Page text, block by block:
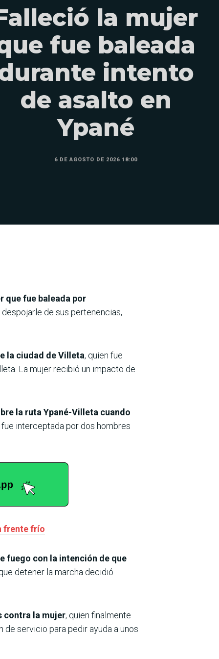
la mujer
fue baleada
intento
de asalto en
Ypané
6 DE AGOSTO DE 2026 18:00
que fue baleada por
despojarle de sus pertenencias,
la ciudad de Villeta, quien fue
La mujer recibió un impacto de
la ruta Ypané-Villeta cuando
fue interceptada por dos hombres
frente frío
fuego con la intención de que
detener la marcha decidió
contra la mujer, quien finalmente
servicio para pedir ayuda a unos